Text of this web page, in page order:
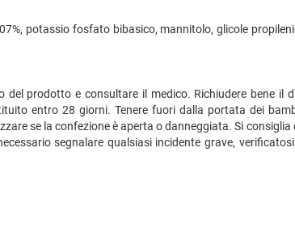
potassio fosfato bibasico, mannitolo, glicole
prodotto e consultare il medico. Richiudere bene il
entro 28 giorni. Tenere fuori dalla portata dei
se la confezione è aperta o danneggiata. Si
segnalare qualsiasi incidente grave,